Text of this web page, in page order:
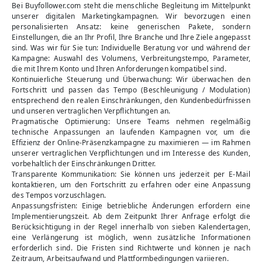
Bei Buyfollower.com steht die menschliche Begleitung im Mittelpunkt
unserer digitalen Marketingkampagnen. Wir bevorzugen einen
personalisierten Ansatz: keine generischen Pakete, sondern
Einstellungen, die an Ihr Profil, Ihre Branche und Ihre Ziele angepasst
sind. Was wir für Sie tun: Individuelle Beratung vor und während der
Kampagne: Auswahl des Volumens, Verbreitungstempo, Parameter,
die mit Ihrem Konto und Ihren Anforderungen kompatibel sind.
Kontinuierliche Steuerung und Überwachung: Wir überwachen den
Fortschritt und passen das Tempo (Beschleunigung / Modulation)
entsprechend den realen Einschränkungen, den Kundenbedürfnissen
und unseren vertraglichen Verpflichtungen an.
Pragmatische Optimierung: Unsere Teams nehmen regelmäßig
technische Anpassungen an laufenden Kampagnen vor, um die
Effizienz der Online-Präsenzkampagne zu maximieren — im Rahmen
unserer vertraglichen Verpflichtungen und im Interesse des Kunden,
vorbehaltlich der Einschränkungen Dritter.
Transparente Kommunikation: Sie können uns jederzeit per E-Mail
kontaktieren, um den Fortschritt zu erfahren oder eine Anpassung
des Tempos vorzuschlagen.
Anpassungsfristen: Einige betriebliche Änderungen erfordern eine
Implementierungszeit. Ab dem Zeitpunkt Ihrer Anfrage erfolgt die
Berücksichtigung in der Regel innerhalb von sieben Kalendertagen,
eine Verlängerung ist möglich, wenn zusätzliche Informationen
erforderlich sind. Die Fristen sind Richtwerte und können je nach
Zeitraum, Arbeitsaufwand und Plattformbedingungen variieren.